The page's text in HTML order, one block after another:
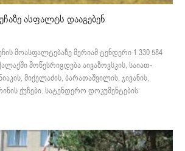
ასფალტს დააგებენ
მოასფალტებაზე მერიამ ტენდერი 1 330 584
მოწესრიგდება აივაზოვსკის, საიათ-
მიქელაძის, ბარათაშვილის, ჯივანის,
ქუჩები. სატენდერო დოკუმენტების